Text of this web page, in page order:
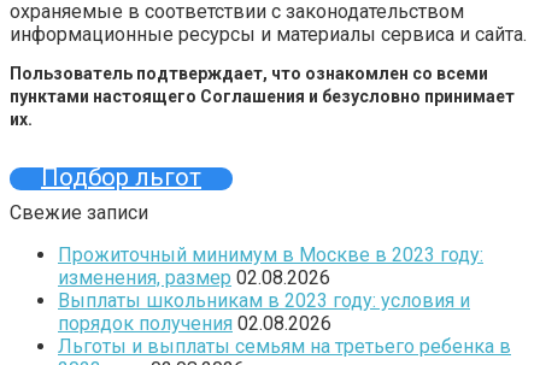
охраняемые в соответствии с законодательством
информационные ресурсы и материалы сервиса и сайта.
Пользователь подтверждает, что ознакомлен со всеми
пунктами настоящего Соглашения и безусловно принимает
их.
Подбор льгот
Свежие записи
Прожиточный минимум в Москве в 2023 году:
изменения, размер 02.08.2026
Выплаты школьникам в 2023 году: условия и
порядок получения 02.08.2026
Льготы и выплаты семьям на третьего ребенка в